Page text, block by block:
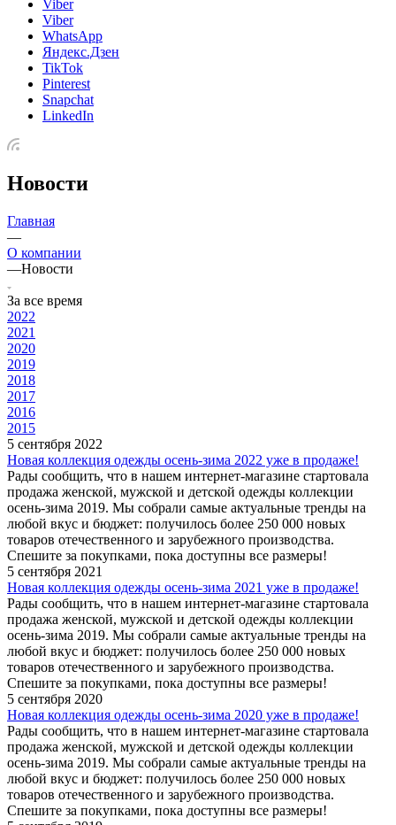
Viber
Viber
WhatsApp
Яндекс.Дзен
TikTok
Pinterest
Snapchat
LinkedIn
Новости
Главная
—
О компании
—Новости
За все время
2022
2021
2020
2019
2018
2017
2016
2015
5 сентября 2022
Новая коллекция одежды осень-зима 2022 уже в продаже!
Рады сообщить, что в нашем интернет-магазине стартовала
продажа женской, мужской и детской одежды коллекции
осень-зима 2019. Мы собрали самые актуальные тренды на
любой вкус и бюджет: получилось более 250 000 новых
товаров отечественного и зарубежного производства.
Спешите за покупками, пока доступны все размеры!
5 сентября 2021
Новая коллекция одежды осень-зима 2021 уже в продаже!
Рады сообщить, что в нашем интернет-магазине стартовала
продажа женской, мужской и детской одежды коллекции
осень-зима 2019. Мы собрали самые актуальные тренды на
любой вкус и бюджет: получилось более 250 000 новых
товаров отечественного и зарубежного производства.
Спешите за покупками, пока доступны все размеры!
5 сентября 2020
Новая коллекция одежды осень-зима 2020 уже в продаже!
Рады сообщить, что в нашем интернет-магазине стартовала
продажа женской, мужской и детской одежды коллекции
осень-зима 2019. Мы собрали самые актуальные тренды на
любой вкус и бюджет: получилось более 250 000 новых
товаров отечественного и зарубежного производства.
Спешите за покупками, пока доступны все размеры!